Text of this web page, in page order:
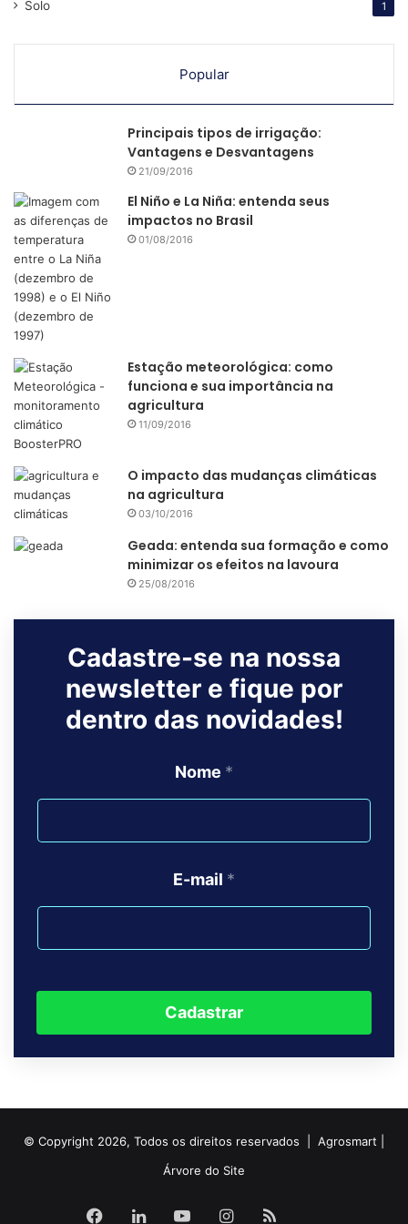
suficiente de água para irrigação garante ao agricultor que,
mesmo em períodos de secas, as produções não sejam
Dessa forma, é primordial adotar um melhor modelo de
e buscar por informações nos
garantir o suprimento de água para todas as culturas e
controlar a perda de solo em áreas agricultáveis.
Solo 1
Popular
Principais tipos de irrigação:
Vantagens e Desvantagens
21/09/2016
El Niño e La Niña: entenda seus
impactos no Brasil
01/08/2016
Estação meteorológica: como
funciona e sua importância na
agricultura
11/09/2016
O impacto das mudanças climáticas
na agricultura
03/10/2016
Geada: entenda sua formação e como
minimizar os efeitos na lavoura
25/08/2016
Cadastre-se na nossa
newsletter e fique por
dentro das novidades!
Nome *
E-mail *
Cadastrar
© Copyright 2026, Todos os direitos reservados | Agrosmart |
Árvore do Site
Facebook
LinkedinYouTubeInstagram